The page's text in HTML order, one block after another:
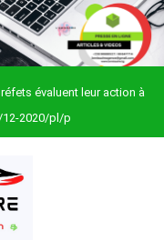
évaluent leur action à
12-2020/pl/p